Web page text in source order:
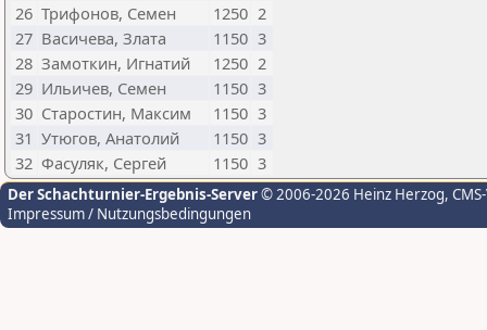
26 Трифонов, Семен 1250 2
27 Васичева, Злата 1150 3
28 Замоткин, Игнатий 1250 2
29 Ильичев, Семен 1150 3
30 Старостин, Максим 1150 3
31 Утюгов, Анатолий 1150 3
32 Фасуляк, Сергей 1150 3
Der Schachturnier-Ergebnis-Server© 2006-2026 Heinz Herzog,
Impressum / Nutzungsbedingungen